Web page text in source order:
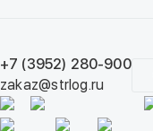
+7 (3952) 280-900
zakaz@strlog.ru